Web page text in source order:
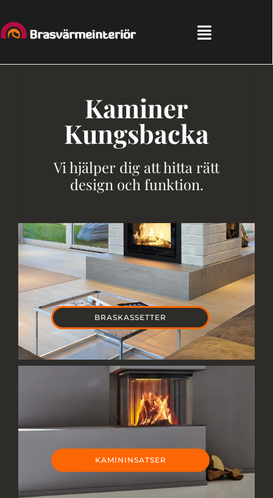
innehållet
Toggle
Navigation
Kampanjer
Tips & Råd
Om Oss
Kaminer
Kungsbacka
Vi hjälper dig att hitta rätt
design och funktion.
BRASKASSETTER
KAMININSATSER